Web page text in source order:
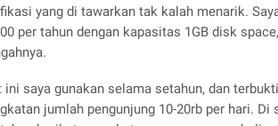
yang di tawarkan tak kalah menarik.
per tahun dengan kapasitas 1GB disk
ini saya gunakan selama setahun, dan
jumlah pengunjung 10-20rb per hari.